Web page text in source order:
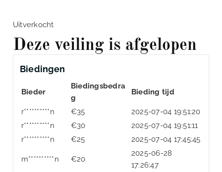
Uitverkocht
Deze veiling is afgelopen
Biedingen
Bieder
Biedingsbedra
g
Bieding tijd
r**********n €35
2025-07-04 19:51:20
r**********n
€30
2025-07-04 19:51:11
r**********n
€25 2025-07-04 17:45:45
m**********n €20
2025-06-28
17:26:47